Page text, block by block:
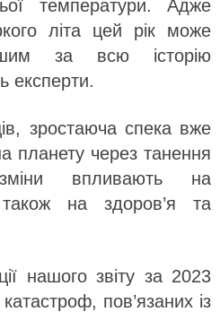
температури. Адже
літа цей рік може
за всю історію
експерти.
зростаюча спека вже
планету через танення
впливають на
також на здоров’я та
нашого звіту за 2023
пов’язаних із